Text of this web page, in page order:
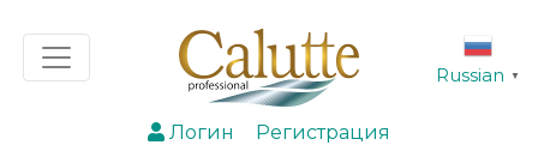
Логин
Регистрация
Russian ▼